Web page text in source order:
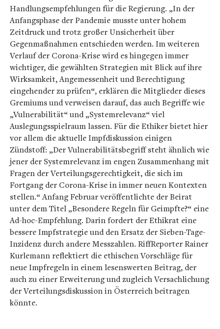
Handlungsempfehlungen für die Regierung. „In der
Anfangsphase der Pandemie musste unter hohem
Zeitdruck und trotz großer Unsicherheit über
Gegenmaßnahmen entschieden werden. Im weiteren
Verlauf der Corona-Krise wird es hingegen immer
wichtiger, die gewählten Strategien mit Blick auf ihre
Wirksamkeit, Angemessenheit und Berechtigung
eingehender zu prüfen“, erklären die Mitglieder dieses
Gremiums und verweisen darauf, das auch Begriffe wie
„Vulnerabilität“ und „Systemrelevanz“ viel
Auslegungsspielraum lassen. Für die Ethiker bietet hier
vor allem die aktuelle Impfdiskussion einigen
Zündstoff: „Der Vulnerabilitätsbegriff steht ähnlich wie
jener der Systemrelevanz im engen Zusammenhang mit
Fragen der Verteilungsgerechtigkeit, die sich im
Fortgang der Corona-Krise in immer neuen Kontexten
stellen.“ Anfang Februar veröffentlichte der Beirat
unter dem Titel „Besondere Regeln für Geimpfte?“ eine
Ad-hoc-Empfehlung. Darin fordert der Ethikrat eine
bessere Impfstrategie und den Ersatz der Sieben-Tage-
Inzidenz durch andere Messzahlen. RiffReporter Rainer
Kurlemann reflektiert die ethischen Vorschläge für
neue Impfregeln in einem lesenswerten Beitrag, der
auch zu einer Erweiterung und zugleich Versachlichung
der Verteilungsdiskussion in Österreich beitragen
könnte.